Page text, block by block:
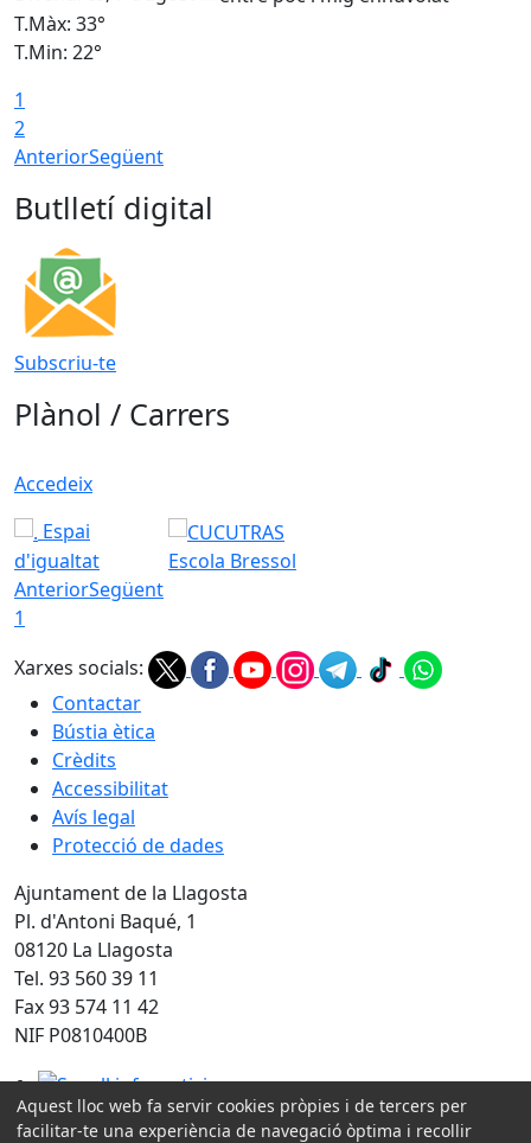
T.Màx: 33°
T.Min: 22°
1
2
AnteriorSegüent
Butlletí digital
Subscriu-te
Plànol / Carrers
Accedeix
Espai
d'igualtat
Escola Bressol
AnteriorSegüent
1
Xarxes socials:
Contactar
Bústia ètica
Crèdits
Accessibilitat
Avís legal
Protecció de dades
Ajuntament de la Llagosta
Pl. d'Antoni Baqué, 1
08120 La Llagosta
Tel. 93 560 39 11
Fax 93 574 11 42
NIF P0810400B
Segell infoparticipa
Amb la col·laboració de:
Aquest lloc web fa servir cookies pròpies i de tercers per
facilitar-te una experiència de navegació òptima i recollir